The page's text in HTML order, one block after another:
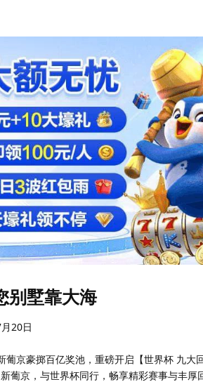
别墅靠大海
20日
葡京豪掷百亿奖池，重磅开启【世界杯 九大
葡京，与世界杯同行，畅享精彩赛事与丰厚